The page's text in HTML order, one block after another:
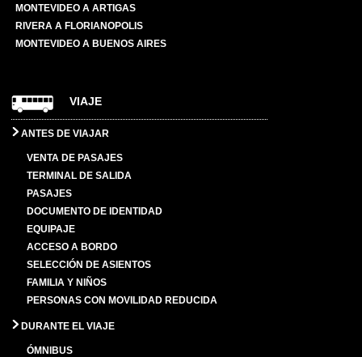
MONTEVIDEO A ARTIGAS
RIVERA A FLORIANOPOLIS
MONTEVIDEO A BUENOS AIRES
VIAJE
ANTES DE VIAJAR
VENTA DE PASAJES
TERMINAL DE SALIDA
PASAJES
DOCUMENTO DE IDENTIDAD
EQUIPAJE
ACCESO A BORDO
SELECCIÓN DE ASIENTOS
FAMILIA Y NIÑOS
PERSONAS CON MOVILIDAD REDUCIDA
DURANTE EL VIAJE
ÓMNIBUS